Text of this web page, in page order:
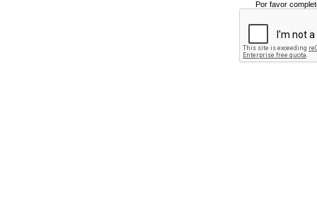
Por favor